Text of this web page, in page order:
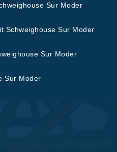
Sur Moder
Schweighouse Sur Moder
Sur Moder
Sur Moder